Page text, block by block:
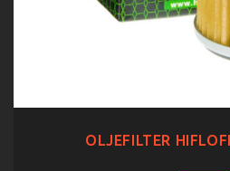
OLJEFILTER